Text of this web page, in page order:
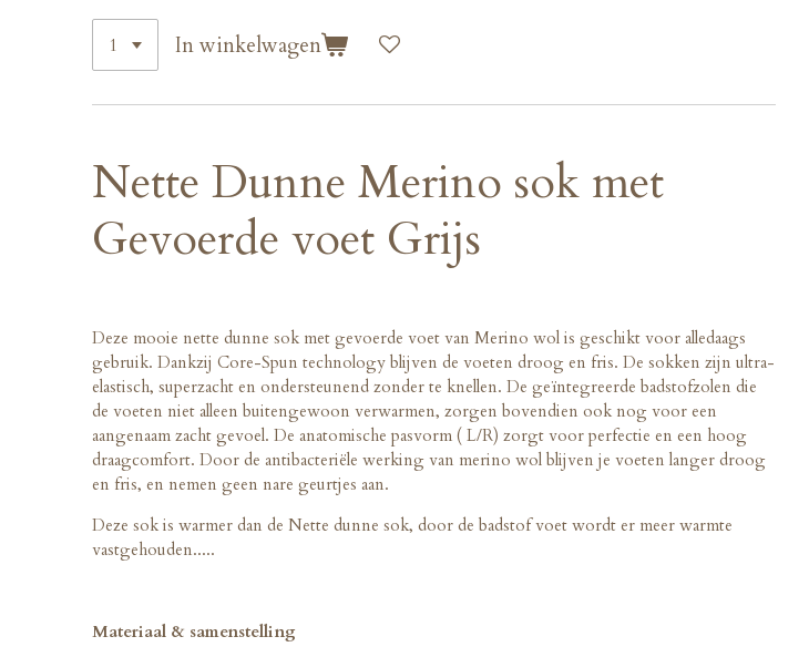
In winkelwagen
Nette Dunne Merino sok met
Gevoerde voet Grijs
Deze mooie nette dunne sok met gevoerde voet van Merino wol is geschikt voor alledaags
gebruik. Dankzij Core-Spun technology blijven de voeten droog en fris. De sokken zijn ultra-
elastisch, superzacht en ondersteunend zonder te knellen. De geïntegreerde badstofzolen die
de voeten niet alleen buitengewoon verwarmen, zorgen bovendien ook nog voor een
aangenaam zacht gevoel. De anatomische pasvorm ( L/R) zorgt voor perfectie en een hoog
draagcomfort. Door de antibacteriële werking van merino wol blijven je voeten langer droog
en fris, en nemen geen nare geurtjes aan.
Deze sok is warmer dan de Nette dunne sok, door de badstof voet wordt er meer warmte
vastgehouden.....
Materiaal & samenstelling